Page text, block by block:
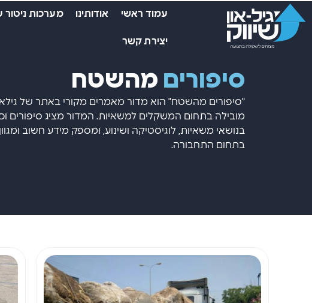
עמוד ראשי אודותינו מערכות ניטור
יצירת קשר
סיפורים מהשטח
"סיפורים מהשטח" הוא מדור מאמרים מקורי באתר של
מובילה בתחום המשקלים למשאיות. המדור מציג סיפורים
בנושאי משאיות, לוגיסטיקה ושינוע, ומספק מידע חשוב
בתחום התחבורה.